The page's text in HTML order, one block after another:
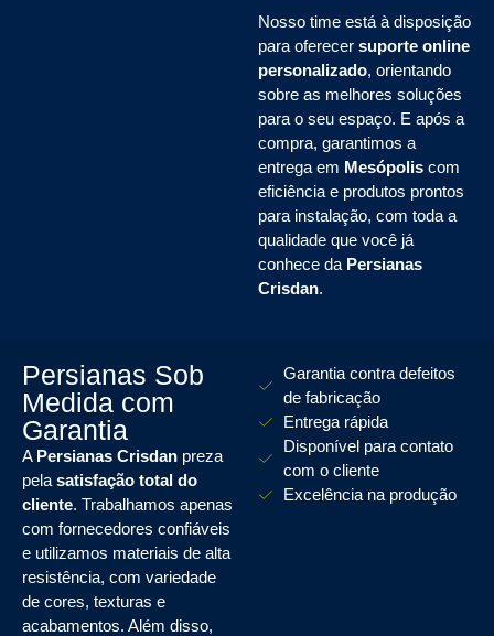
Nosso time está à disposição
para oferecer suporte online
personalizado, orientando
sobre as melhores soluções
para o seu espaço. E após a
compra, garantimos a
entrega em Mesópolis com
eficiência e produtos prontos
para instalação, com toda a
qualidade que você já
conhece da Persianas
Crisdan.
Persianas Sob
Medida com
Garantia
A Persianas Crisdan preza
pela satisfação total do
cliente. Trabalhamos apenas
com fornecedores confiáveis
e utilizamos materiais de alta
resistência, com variedade
de cores, texturas e
acabamentos. Além disso,
Garantia contra defeitos
de fabricação
Entrega rápida
Disponível para contato
com o cliente
Excelência na produção